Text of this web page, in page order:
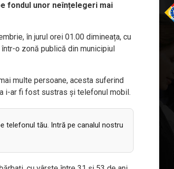
fondul unor neînțelegeri mai
în jurul orei 01.00 dimineața, cu
o zonă publică din municipiul
multe persoane, acesta suferind
i-ar fi fost sustras și telefonul mobil.
telefonul tău. Intră pe canalul nostru